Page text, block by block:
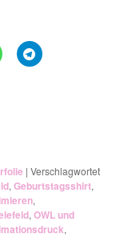
|Verschlagwortet
,Geburtstagsshirt,
,
,OWL und
,